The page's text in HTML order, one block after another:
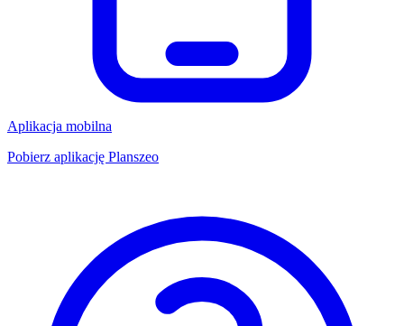
Aplikacja mobilna
Pobierz aplikację Planszeo